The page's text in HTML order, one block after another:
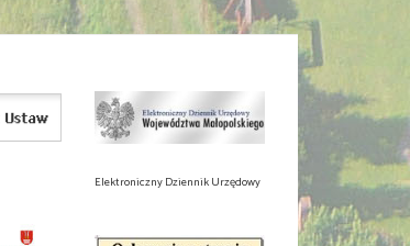
Elektroniczny Dziennik Urzędowy